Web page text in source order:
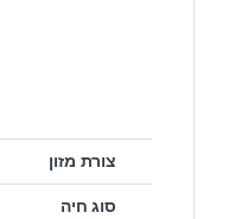
צורת מזון
סוג חיה